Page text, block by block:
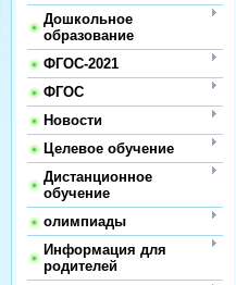
Дошкольное
образование
ФГОС-2021
ФГОС
Новости
Целевое обучение
Дистанционное
обучение
олимпиады
Информация для
родителей